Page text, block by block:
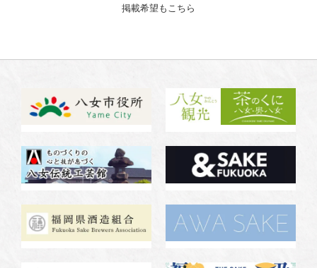
掲載希望もこちら